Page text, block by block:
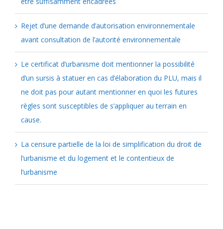
Rejet d’une demande d’autorisation environnementale
avant consultation de l’autorité environnementale
Le certificat d’urbanisme doit mentionner la possibilité
d’un sursis à statuer en cas d’élaboration du PLU, mais il
ne doit pas pour autant mentionner en quoi les futures
règles sont susceptibles de s’appliquer au terrain en
cause.
La censure partielle de la loi de simplification du droit de
l’urbanisme et du logement et le contentieux de
l’urbanisme